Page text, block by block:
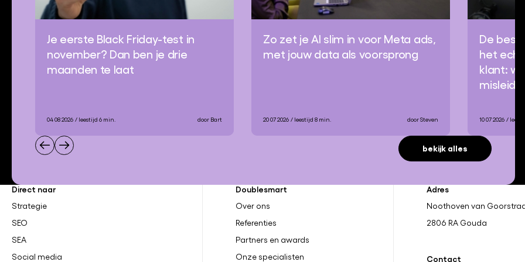
Je eerste Black Friday-test in
november? Dan ben je drie
maanden te laat
04 08 2026 / leestijd 6 min. door Bart
Zo zet je AI slim in voor Meta ads,
met jouw data als voorsprong
20 07 2026 / leestijd 8 min. door Steven
De
het
klant:
misleiden
10 07 2026 /
bekijk alles
Direct naar
Strategie
SEO
SEA
Social media
Doublesmart
Over ons
Referenties
Partners en awards
Onze specialisten
Adres
Noothoven van
2806 RA Gouda
Contact